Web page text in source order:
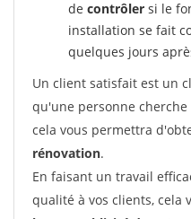
de contrôler si le
installation se fait
quelques jours
Un client satisfait est un
qu'une personne
cela vous permettra
rénovation.
En faisant un travail
qualité à vos clients, cela